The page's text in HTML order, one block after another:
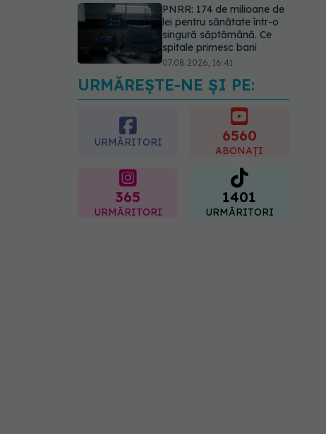
PNRR: 174 de milioane de
lei pentru sănătate într-o
singură săptămână. Ce
spitale primesc bani
07.08.2026, 16:41
Ce spune culoarea ta
preferată despre vârsta
pe care o ai. Care este
"codul cromatic" al
URMĂREȘTE-NE ȘI PE:
URMĂRITORI 6560
ABONAȚI
365
URMĂRITORI
1401
URMĂRITORI